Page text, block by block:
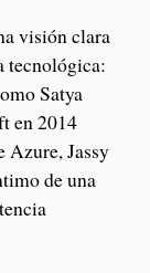
visión clara
tecnológica:
Satya
en 2014
Azure, Jassy
de una